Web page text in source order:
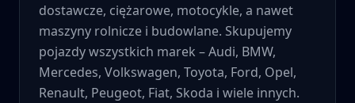
dostawcze, ciężarowe, motocykle, a nawet
maszyny rolnicze i budowlane. Skupujemy
pojazdy wszystkich marek – Audi, BMW,
Mercedes, Volkswagen, Toyota, Ford, Opel,
Renault, Peugeot, Fiat, Skoda i wiele innych.